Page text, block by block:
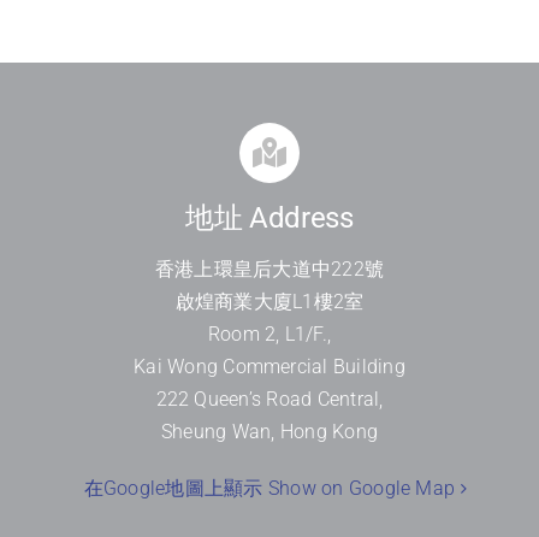
地址 Address
香港上環皇后大道中222號
啟煌商業大廈L1 樓2室
Room 2, L1/F.,
Kai Wong Commercial Building
222 Queen’s Road Central,
Sheung Wan, Hong Kong
在Google地圖上顯示 Show on Google Map